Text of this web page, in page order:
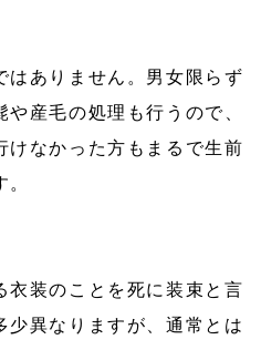
はありません。男女限らず
産毛の処理も行うので、
けなかった方もまるで生前
衣装のことを死に装束と言
少異なりますが、通常とは